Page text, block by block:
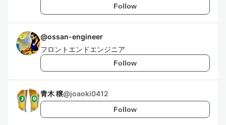
Follow
@ossan-engineer
フロントエンドエンジニア
Follow
青木 穣@joaoki0412
Follow